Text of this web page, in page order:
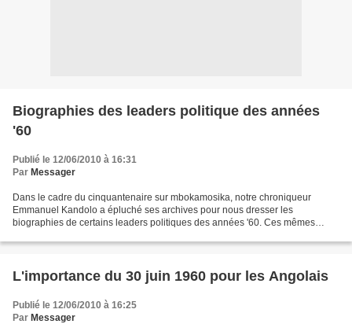
Biographies des leaders politique des années
'60
Publié le 12/06/2010 à 16:31
Par Messager
Dans le cadre du cinquantenaire sur mbokamosika, notre chroniqueur
Emmanuel Kandolo a épluché ses archives pour nous dresser les
biographies de certains leaders politiques des années '60. Ces mêmes
L'importance du 30 juin 1960 pour les Angolais
Publié le 12/06/2010 à 16:25
Par Messager